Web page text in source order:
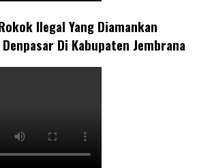
Ilegal Yang Diamankan
Di Kabupaten Jembrana